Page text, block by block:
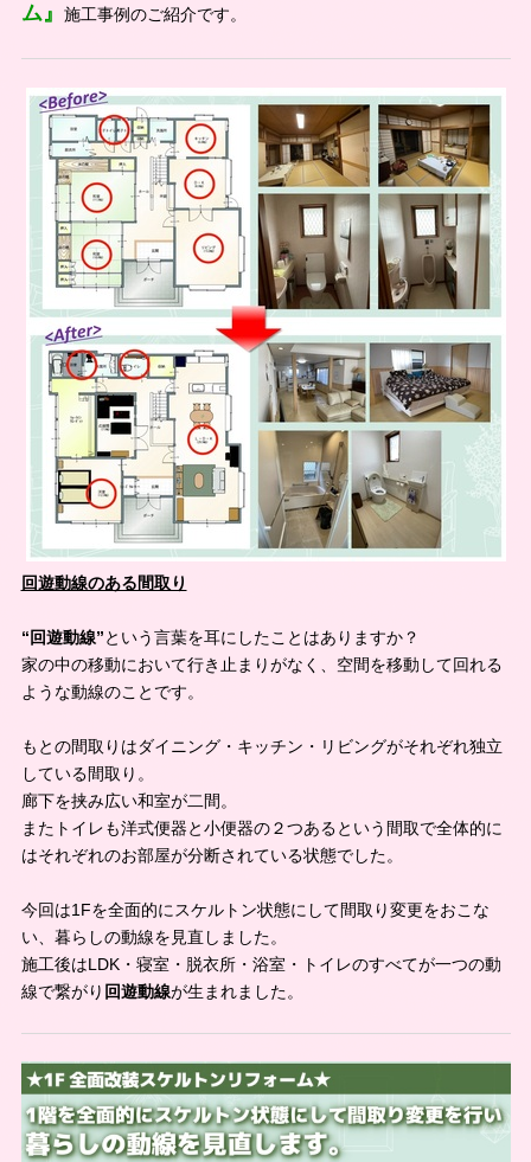
ム』
施工事例のご紹介です。
回遊動線のある間取り
“回遊動線”という言葉を耳にしたことはありますか？
家の中の移動において行き止まりがなく、空間を移動して回れる
ような動線のことです。
もとの間取りはダイニング・キッチン・リビングがそれぞれ独立
している間取り。
廊下を挟み広い和室が二間。
またトイレも洋式便器と小便器の２つあるという間取で全体的に
はそれぞれのお部屋が分断されている状態でした。
今回は1Fを全面的にスケルトン状態にして間取り変更をおこな
い、暮らしの動線を見直しました。
施工後はLDK・寝室・脱衣所・浴室・トイレのすべてが一つの動
線で繋がり 回遊動線が生まれました。